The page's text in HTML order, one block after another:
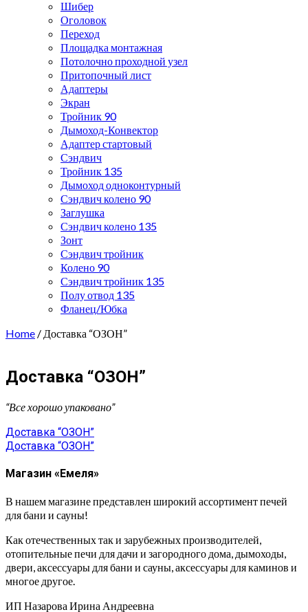
Шибер
Оголовок
Переход
Площадка монтажная
Потолочно проходной узел
Притопочный лист
Адаптеры
Экран
Тройник 90
Дымоход-Конвектор
Адаптер стартовый
Сэндвич
Тройник 135
Дымоход одноконтурный
Сэндвич колено 90
Заглушка
Сэндвич колено 135
Зонт
Сэндвич тройник
Колено 90
Сэндвич тройник 135
Полу отвод 135
Фланец/Юбка
Home / Доставка “ОЗОН”
Доставка “ОЗОН”
“Все хорошо упаковано”
Навигация
по
записям
Доставка “ОЗОН”
Доставка “ОЗОН”
Магазин «Емеля»
В нашем магазине представлен широкий ассортимент печей
для бани и сауны!
Как отечественных так и зарубежных производителей,
отопительные печи для дачи и загородного дома, дымоходы,
двери, аксессуары для бани и сауны, аксессуары для каминов и
многое другое.
ИП Назарова Ирина Андреевна⁠